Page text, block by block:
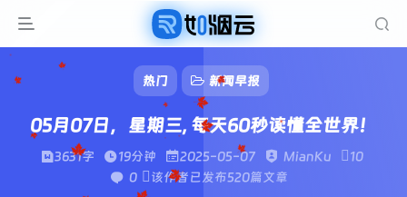
热门 新闻早报
05月07日，星期三, 每天60秒读懂全世界！
3631字 19分钟 2025-05-07 MianKu
10
0
该作者已发布520篇文章